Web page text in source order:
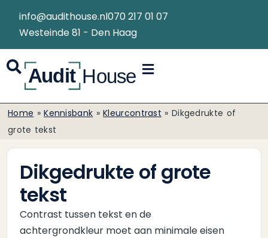
info@audithouse.nl070 217 01 07
Westeinde 81 - Den Haag
Home »Kennisbank »Kleurcontrast » Dikgedrukte of
grote tekst
Dikgedrukte of grote
tekst
Contrast tussen tekst en de
achtergrondkleur moet aan minimale eisen